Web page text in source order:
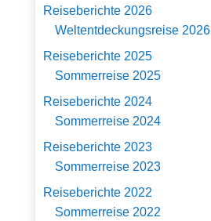
Reiseberichte 2026
Weltentdeckungsreise 2026
Reiseberichte 2025
Sommerreise 2025
Reiseberichte 2024
Sommerreise 2024
Reiseberichte 2023
Sommerreise 2023
Reiseberichte 2022
Sommerreise 2022